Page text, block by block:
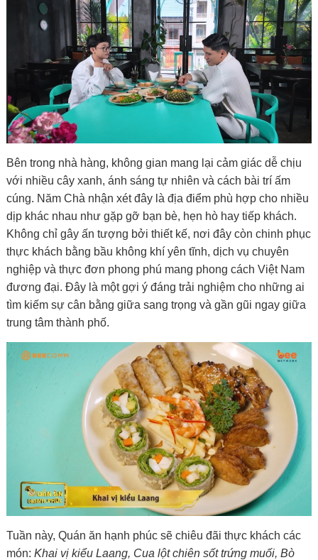
Bên trong nhà hàng, không gian mang lại cảm giác dễ chịu
với nhiều cây xanh, ánh sáng tự nhiên và cách bài trí ấm
cúng. Năm Chà nhận xét đây là địa điểm phù hợp cho nhiều
dịp khác nhau như gặp gỡ bạn bè, hẹn hò hay tiếp khách.
Không chỉ gây ấn tượng bởi thiết kế, nơi đây còn chinh phục
thực khách bằng bầu không khí yên tĩnh, dịch vụ chuyên
nghiệp và thực đơn phong phú mang phong cách Việt Nam
đương đại. Đây là một gợi ý đáng trải nghiệm cho những ai
tìm kiếm sự cân bằng giữa sang trọng và gần gũi ngay giữa
trung tâm thành phố.
Tuần này, Quán ăn hạnh phúc sẽ chiêu đãi thực khách các
món: Khai vị kiểu Laang, Cua lột chiên sốt trứng muối, Bò